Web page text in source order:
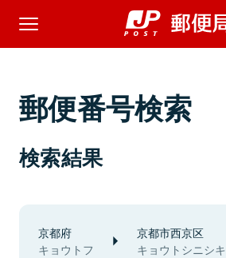
郵便番号検索
検索結果
京都府
キョウトフ
京都市西京区
キョウトシニシ